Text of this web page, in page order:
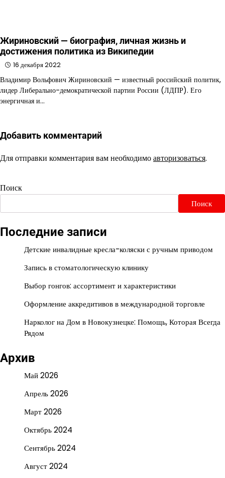
Жириновский — биография, личная жизнь и
достижения политика из Википедии
16 декабря 2022
Владимир Вольфович Жириновский — известный российский политик,
лидер Либерально-демократической партии России (ЛДПР). Его
энергичная и…
Добавить комментарий
Для отправки комментария вам необходимоавторизоваться.
Поиск
Поиск
Последние записи
Детские инвалидные кресла-коляски с ручным приводом
Запись в стоматологическую клинику
Выбор гонгов: ассортимент и характеристики
Оформление аккредитивов в международной торговле
Нарколог на Дом в Новокузнецке: Помощь, Которая Всегда
Рядом
Архив
Май 2026
Апрель 2026
Март 2026
Октябрь 2024
Сентябрь 2024
Август 2024